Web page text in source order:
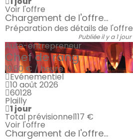
Voir l'offre
Chargement de l'offre...
Préparation des détails de l'offre
Publiée il y a 1 jour
Auto-entrepreneur
Chef de rang
19.50 € / heure
Evénementiel
10 août 2026
60128
Plailly
1 jour
Total prévisionnel117 €
Voir l'offre
Chargement de l'offre...